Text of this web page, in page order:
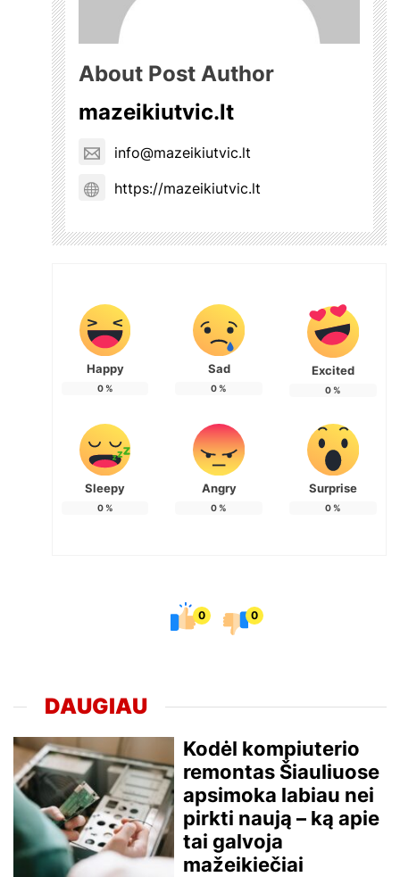
About Post Author
mazeikiutvic.lt
info@mazeikiutvic.lt
https://mazeikiutvic.lt
Happy
0%
Sad
0%
Excited
0%
Sleepy
0%
Angry
0%
Surprise
0%
0 0
DAUGIAU
Kodėl kompiuterio
remontas Šiauliuose
apsimoka labiau nei
pirkti naują – ką apie
tai galvoja
mažeikiečiai